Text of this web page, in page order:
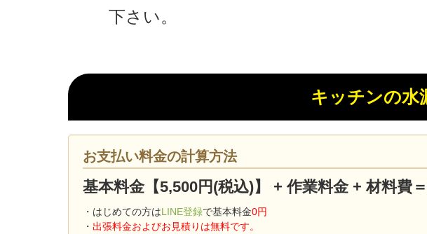
下さい。
キッチンの水
お支払い料金の計算方法
基本料金【5,500円(税込)】 + 作業料金 + 材料費
・はじめての方はLINE登録で基本料金0円
・ 出張料金およびお見積りは無料です。